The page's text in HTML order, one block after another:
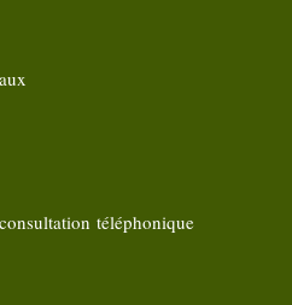
téléphonique